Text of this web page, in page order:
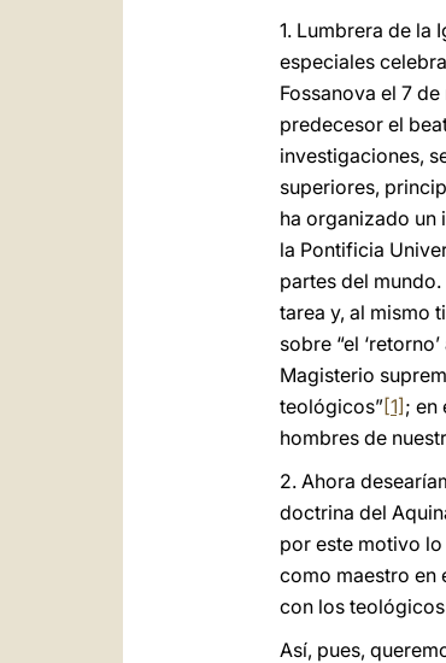
1. Lumbrera de la
especiales
Fossanova el 7
predecesor el
investigaciones,
superiores,
ha organizado un
la Pontificia
partes del
tarea y, al mismo
sobre “el
Magisterio
teológicos”[1] ; en
hombres de
2. Ahora
doctrina del
por este motivo
como maestro en
con los
Así, pues,